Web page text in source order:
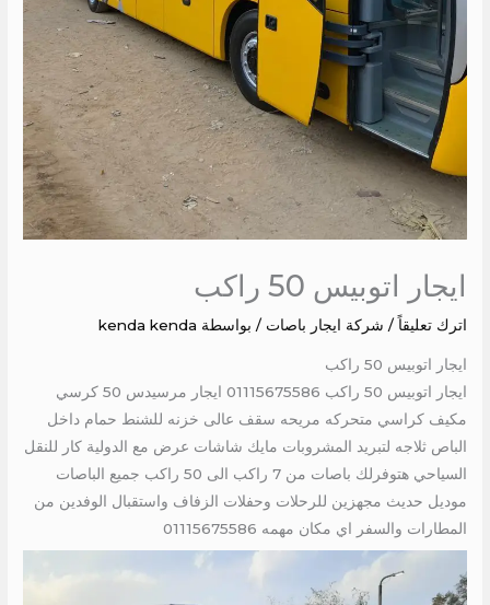
ايجار اتوبيس 50 راكب
اترك تعليقاً / شركة ايجار باصات / بواسطة kenda kenda
ايجار اتوبيس 50 راكب
ايجار اتوبيس 50 راكب 01115675586 ايجار مرسيدس 50 كرسي
مكيف كراسي متحركه مريحه سقف عالى خزنه للشنط حمام داخل
الباص ثلاجه لتبريد المشروبات مايك شاشات عرض مع الدولية كار للنقل
السياحي هتوفرلك باصات من 7 راكب الى 50 راكب جميع الباصات
موديل حديث مجهزين للرحلات وحفلات الزفاف واستقبال الوفدين من
المطارات والسفر اي مكان مهمه 01115675586